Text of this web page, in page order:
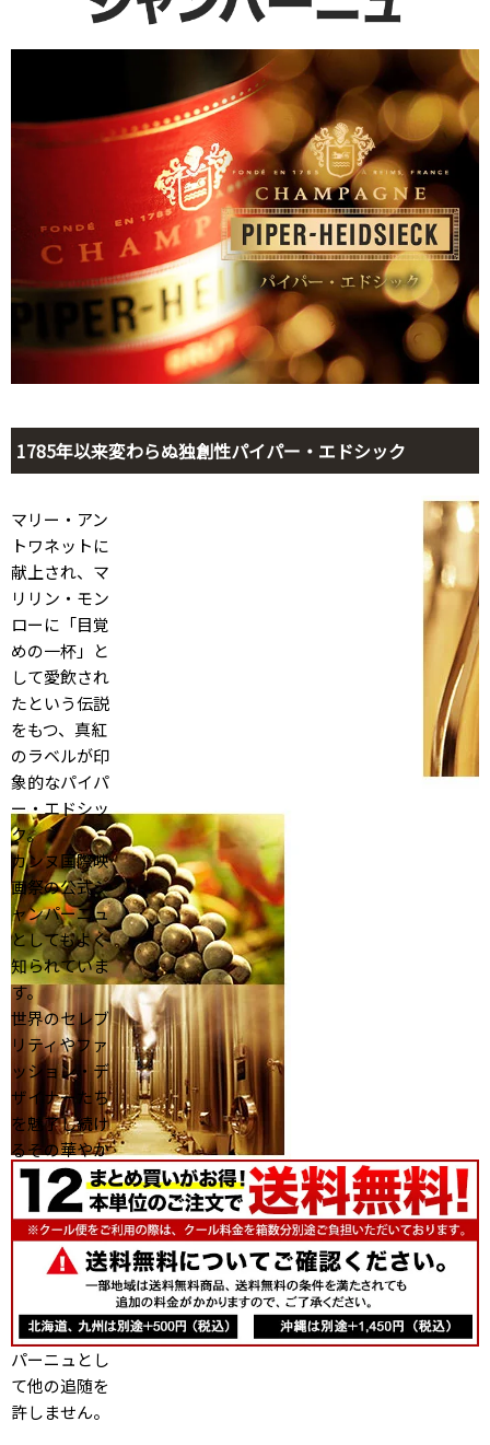
1785年以来変わらぬ独創性パイパー・エドシック
マリー・アン
トワネットに
献上され、マ
リリン・モン
ローに「目覚
めの一杯」と
して愛飲され
たという伝説
をもつ、真紅
のラベルが印
象的なパイパ
ー・エドシッ
ク。
カンヌ国際映
画祭の公式シ
ャンパーニュ
としてもよく
知られていま
す。
世界のセレブ
リティやファ
ッション・デ
ザイナーたち
を魅了し続け
るその華やか
さは、個性的
なクリエイタ
ーとのコラボ
レーションに
も表現されて
で粋なシャン
パーニュとし
て他の追随を
許しません。